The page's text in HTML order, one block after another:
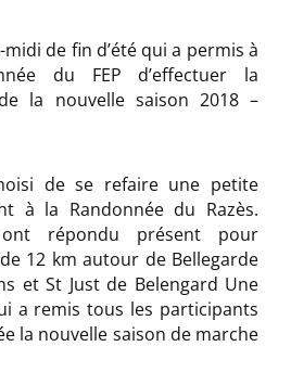
midi de fin d’été qui a permis à
du FEP d’effectuer la
la nouvelle saison 2018 –
de se refaire une petite
à la Randonnée du Razès.
ont répondu présent pour
12 km autour de Bellegarde
et St Just de Belengard Une
a remis tous les participants
la nouvelle saison de marche